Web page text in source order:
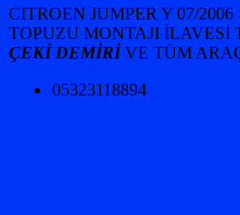
CITROEN JUMPER Y 07/2006
TOPUZU MONTAJI İLAVESİ
ÇEKİ DEMİRİVE TÜM
05323118894